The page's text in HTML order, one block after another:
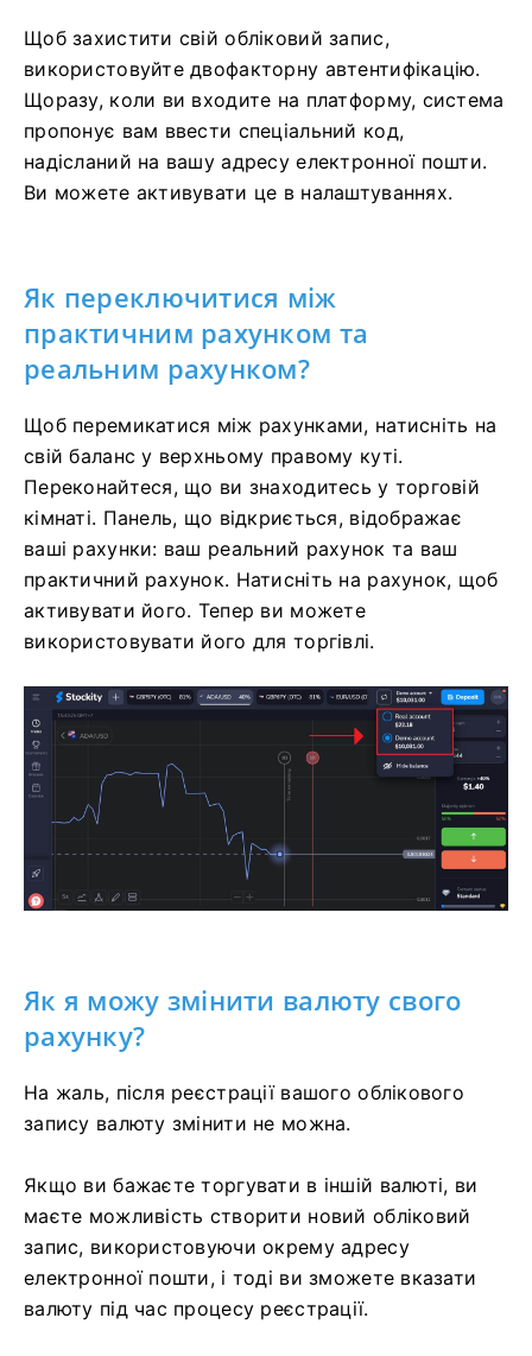
Щоб захистити свій обліковий запис,
використовуйте двофакторну автентифікацію.
Щоразу, коли ви входите на платформу, система
пропонує вам ввести спеціальний код,
надісланий на вашу адресу електронної пошти.
Ви можете активувати це в налаштуваннях.
Як переключитися між
практичним рахунком та
реальним рахунком?
Щоб перемикатися між рахунками, натисніть на
свій баланс у верхньому правому куті.
Переконайтеся, що ви знаходитесь у торговій
кімнаті. Панель, що відкриється, відображає
ваші рахунки: ваш реальний рахунок та ваш
практичний рахунок. Натисніть на рахунок, щоб
активувати його. Тепер ви можете
використовувати його для торгівлі.
Як я можу змінити валюту свого
рахунку?
На жаль, після реєстрації вашого облікового
запису валюту змінити не можна.
Якщо ви бажаєте торгувати в іншій валюті, ви
маєте можливість створити новий обліковий
запис, використовуючи окрему адресу
електронної пошти, і тоді ви зможете вказати
валюту під час процесу реєстрації.